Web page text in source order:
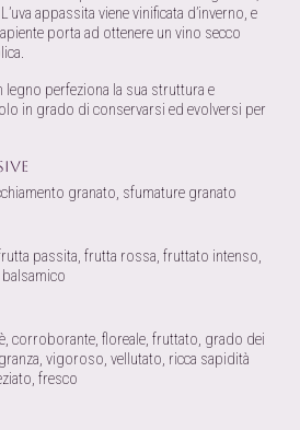
appassita viene vinificata d’inverno, e
porta ad ottenere un vino secco
legno perfeziona la sua struttura e
in grado di conservarsi ed evolversi per
granato, sfumature granato
passita, frutta rossa, fruttato intenso,
corroborante, floreale, fruttato, grado dei
vigoroso, vellutato, ricca sapidità
fresco